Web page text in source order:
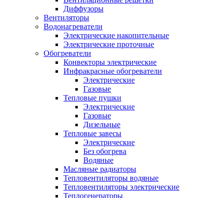
Диффузоры
Вентиляторы
Водонагреватели
Электрические накопительные
Электрические проточные
Обогреватели
Конвекторы электрические
Инфракрасные обогреватели
Электрические
Газовые
Тепловые пушки
Электрические
Газовые
Дизельные
Тепловые завесы
Электрические
Без обогрева
Водяные
Масляные радиаторы
Тепловентиляторы водяные
Тепловентиляторы электрические
Теплогенераторы